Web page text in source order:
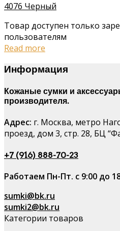
4076 Черный
Товар доступен только
пользователям
Read more
Информация
Кожаные сумки и
производителя.
Адрес: г. Москва, метро
проезд, дом 3, стр. 28, БЦ
+7 (916) 888-70-23
Работаем Пн-Пт. с 9:00 до
sumki@bk.ru
sumki2@bk.ru
Категории товаров